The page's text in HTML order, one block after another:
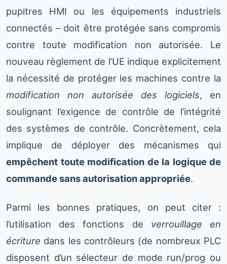
pupitres HMI ou les équipements industriels
connectés – doit être protégée sans compromis
contre toute modification non autorisée. Le
nouveau règlement de l’UE indique explicitement
la nécessité de protéger les machines contre la
modification non autorisée des logiciels, en
soulignant l’exigence de contrôle de l’intégrité
des systèmes de contrôle. Concrètement, cela
implique de déployer des mécanismes qui
empêchent toute modification de la logique de
commande sans autorisation appropriée.
Parmi les bonnes pratiques, on peut citer :
l’utilisation des fonctions de verrouillage en
écriture dans les contrôleurs (de nombreux PLC
disposent d’un sélecteur de mode run/prog ou